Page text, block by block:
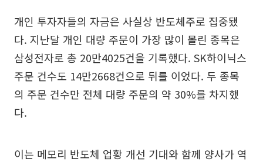
개인 투자자들의 자금은 사실상 반도체주로 집중됐
다. 지난달 개인 대량 주문이 가장 많이 몰린 종목은
삼성전자로 총 20만4025건을 기록했다. SK하이닉스
주문 건수도 14만2668건으로 뒤를 이었다. 두 종목
의 주문 건수만 전체 대량 주문의 약 30%를 차지했
다.
이는 메모리 반도체 업황 개선 기대와 함께 양사가 역